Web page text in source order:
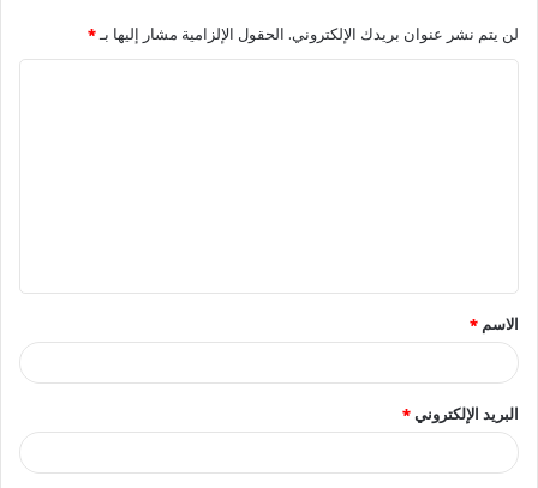
لن يتم نشر عنوان بريدك الإلكتروني. الحقول الإلزامية مشار إليها بـ*
ق
*
الاسم *
البريد الإلكتروني*